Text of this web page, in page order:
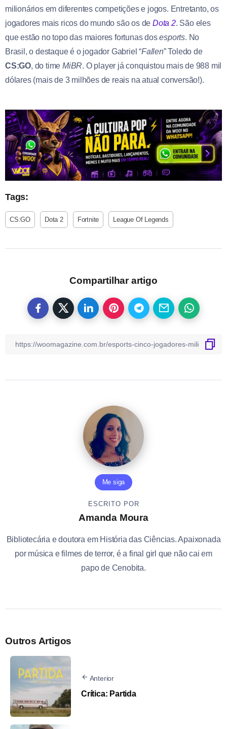
milionários em diferentes competições e jogos. Entretanto, os
jogadores mais ricos do mundo são os de Dota 2. São eles
que estão no topo das maiores fortunas dosesports. No
Brasil, o destaque é o jogador Gabriel “Fallen” Toledo de
CS:GO, do time MiBR. O player já conquistou mais de 988 mil
dólares (mais de 3 milhões de reais na atual conversão!).
Tags:
CS:GO Dota 2 Fortnite League Of Legends
Compartilhar artigo
Me siga
ESCRITO POR
Amanda Moura
Bibliotecária e doutora em História das Ciências. Apaixonada
por música e filmes de terror, é a final girl que não cai em
papo de Cenobita.
Outros Artigos
Anterior
Crítica: Partida